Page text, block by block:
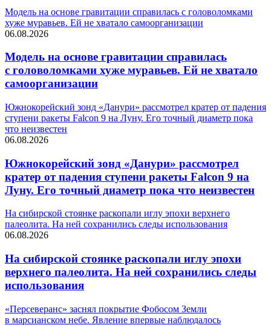
Модель на основе гравитации справилась с головоломками
хуже муравьев. Ей не хватало самоорганизации
06.08.2026
Модель на основе гравитации справилась
с головоломками хуже муравьев. Ей не хватало
самоорганизации
Южнокорейский зонд «Данури» рассмотрел кратер от падения
ступени ракеты Falcon 9 на Луну. Его точный диаметр пока
что неизвестен
06.08.2026
Южнокорейский зонд «Данури» рассмотрел
кратер от падения ступени ракеты Falcon 9 на
Луну. Его точный диаметр пока что неизвестен
На сибирской стоянке раскопали иглу эпохи верхнего
палеолита. На ней сохранились следы использования
06.08.2026
На сибирской стоянке раскопали иглу эпохи
верхнего палеолита. На ней сохранились следы
использования
«Персеверанс» заснял покрытие Фобосом Земли
в марсианском небе. Явление впервые наблюдалось